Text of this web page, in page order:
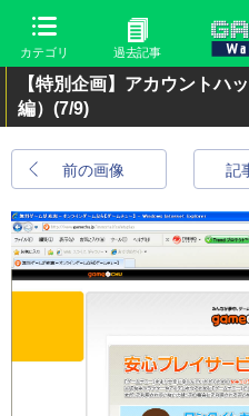
カテゴリ 過去記事
【特別企画】アカウントハ
編） (7/9)
前の画像 記